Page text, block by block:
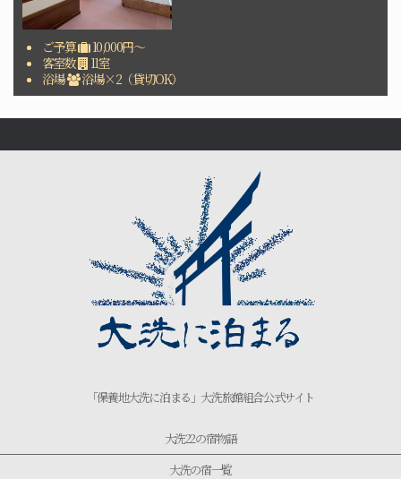
ご予算
10,000円～
客室数
11室
浴場
浴場×2（貸切OK）
「保養地大洗に泊まる」大洗旅館組合公式サイト
大洗22の宿物語
大洗の宿一覧